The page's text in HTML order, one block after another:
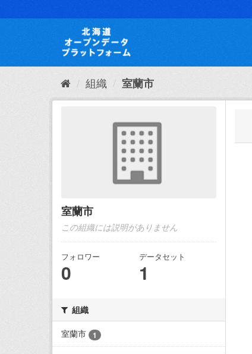
キ
て
組織 室蘭市
室蘭市
この組織には説明がありません
フォロワー
0
データセット
1
組織
室蘭市
1